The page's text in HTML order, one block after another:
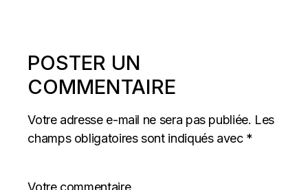
POSTER UN
COMMENTAIRE
Votre adresse e-mail ne sera pas publiée. Les
champs obligatoires sont indiqués avec *